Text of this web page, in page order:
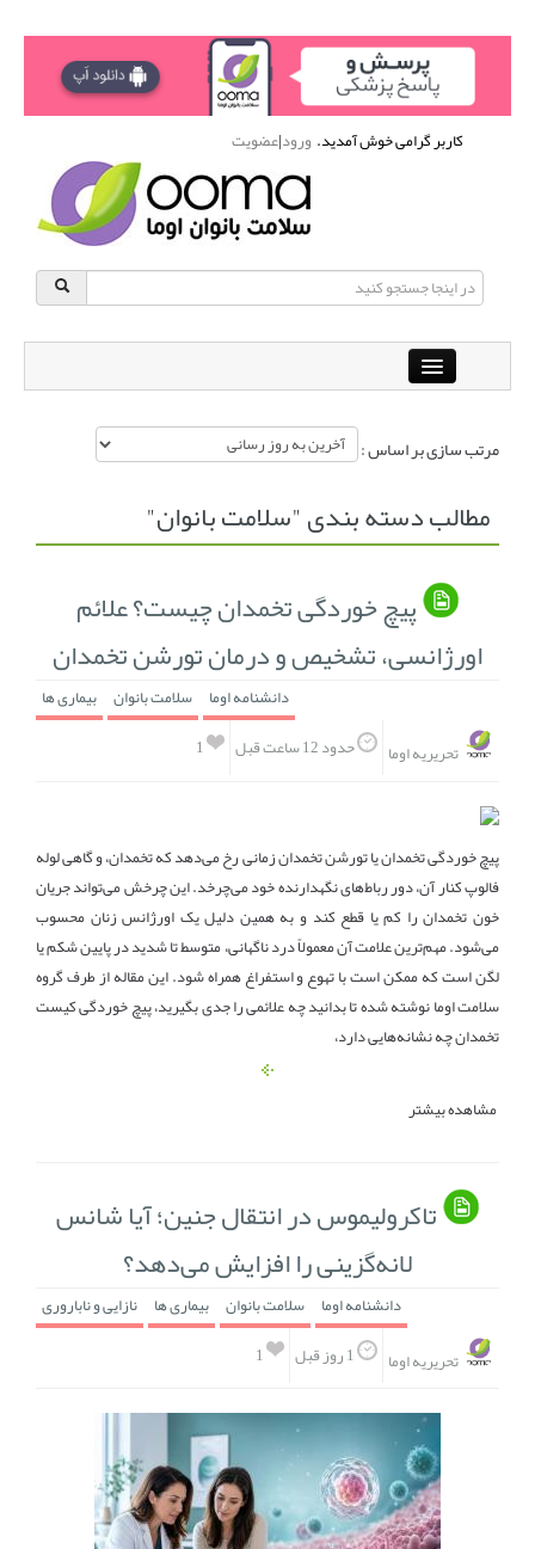
کاربر گرامی خوش آمدید.ورود|عضویت
باشگاه آنلاین ورزشی اوما
فهرست مواد غذایی اپلیکیشن بارداری و کودک اوما
مرتب سازی بر اساس :
مطالب دسته بندی "سلامت بانوان"
پیچ خوردگی تخمدان چیست؟ علائم
اورژانسی، تشخیص و درمان تورشن تخمدان
دانشنامه اوما سلامت بانوان بیماری ها
1
حدود 12 ساعت قبل تحریریه اوما
پیچ خوردگی تخمدان یا تورشن تخمدان زمانی رخ می‌دهد که تخمدان، و گاهی لوله
فالوپ کنار آن، دور رباط‌های نگهدارنده خود می‌چرخد. این چرخش می‌تواند جریان
خون تخمدان را کم یا قطع کند و به همین دلیل یک اورژانس زنان محسوب
می‌شود. مهم‌ترین علامت آن معمولاً درد ناگهانی، متوسط تا شدید در پایین شکم یا
لگن است که ممکن است با تهوع و استفراغ همراه شود. این مقاله از طرف گروه
سلامت اوما نوشته شده تا بدانید چه علائمی را جدی بگیرید، پیچ خوردگی کیست
تخمدان چه نشانه‌هایی دارد،
مشاهده بیشتر
تاکرولیموس در انتقال جنین؛ آیا شانس
لانه‌گزینی را افزایش می‌دهد؟
دانشنامه اوما سلامت بانوان بیماری ها نازایی و ناباروری
1
تحریریه اوما